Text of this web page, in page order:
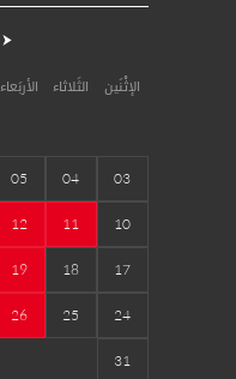
الإثْنَين الثَلاثاء الأربَعاء
03
04
05
10
11
12
17
18
19
24
25
26
31